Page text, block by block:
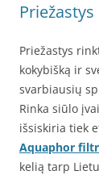
Priežastys
kokybišką ir
svarbiausių
Rinka siūlo
išsiskiria tiek
Aquaphor
kelią tarp